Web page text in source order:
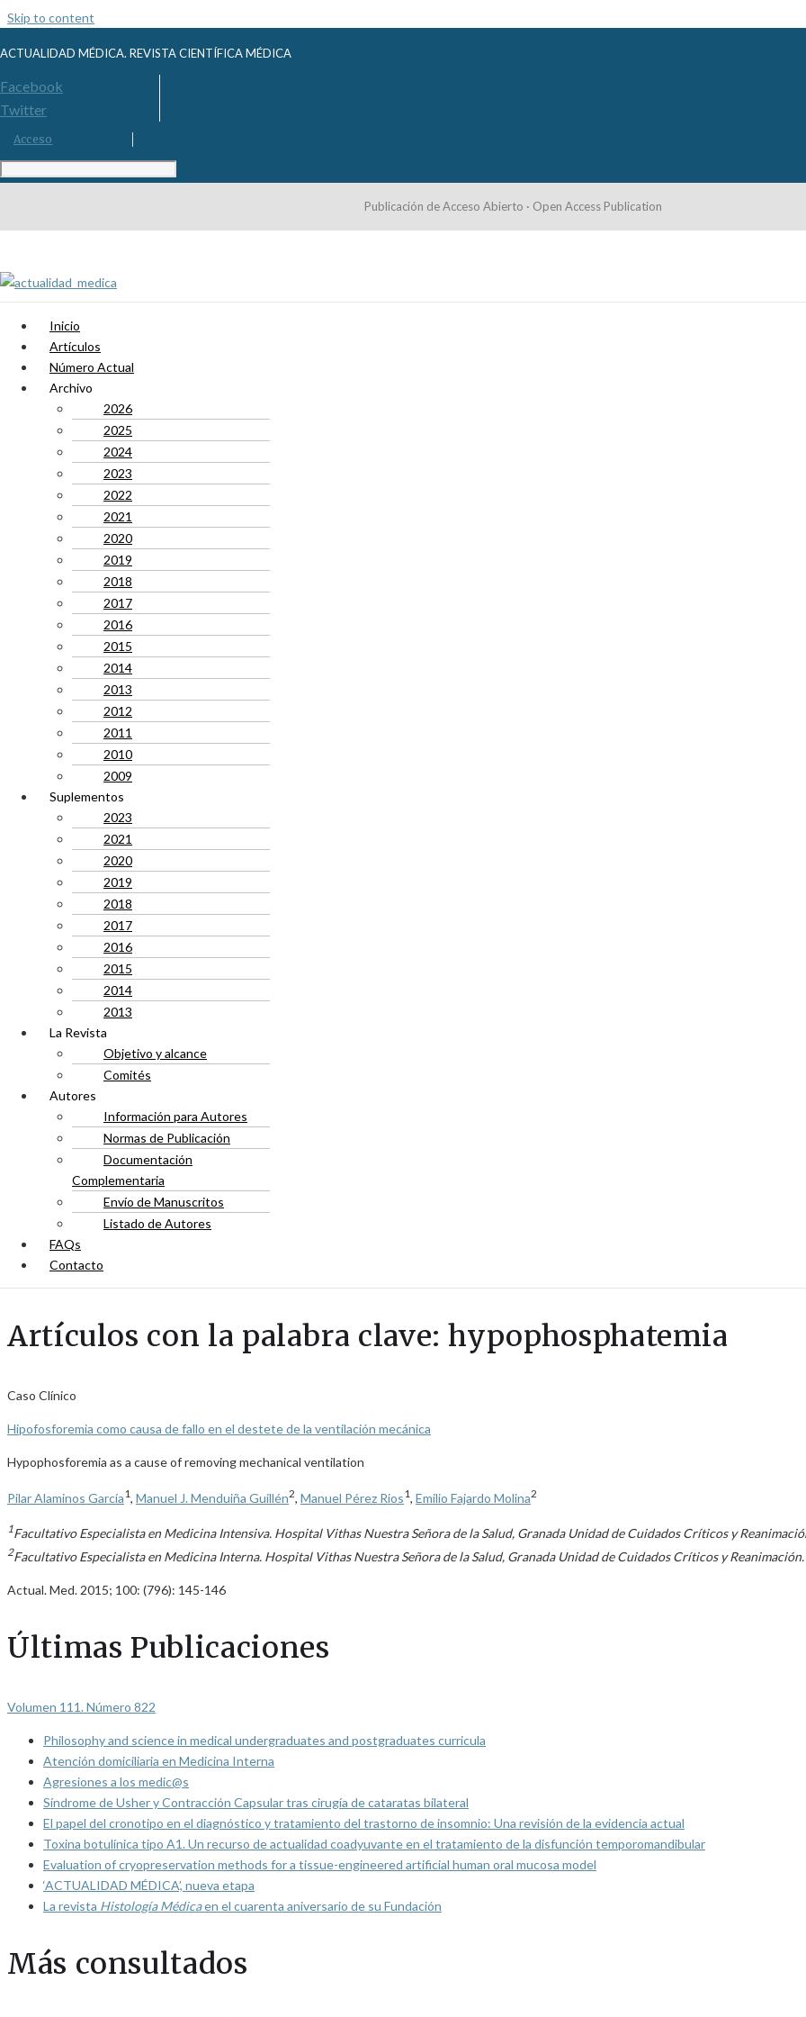
Skip to content
ACTUALIDAD MÉDICA. REVISTA CIENTÍFICA MÉDICA
Facebook
Twitter
Acceso
Publicación de Acceso Abierto · Open Access Publication
Inicio
Artículos
Número Actual
Archivo
2026
2025
2024
2023
2022
2021
2020
2019
2018
2017
2016
2015
2014
2013
2012
2011
2010
2009
Suplementos
2023
2021
2020
2019
2018
2017
2016
2015
2014
2013
La Revista
Objetivo y alcance
Comités
Autores
Información para Autores
Normas de Publicación
Documentación
Complementaria
Envío de Manuscritos
Listado de Autores
FAQs
Contacto
Artículos con la palabra clave: hypophosphatemia
Caso Clínico
Hipofosforemia como causa de fallo en el destete de la ventilación mecánica
Hypophosforemia as a cause of removing mechanical ventilation
Pilar Alaminos García1, Manuel J. Menduiña Guillén2, Manuel Pérez Rios1, Emilio Fajardo Molina2
1Facultativo Especialista en Medicina Intensiva. Hospital Vithas Nuestra Señora de la Salud, Granada Unidad de Cuidados Críticos y
2Facultativo Especialista en Medicina Interna. Hospital Vithas Nuestra Señora de la Salud, Granada Unidad de Cuidados Críticos y Reanimación.
Actual. Med. 2015; 100: (796): 145-146
Últimas Publicaciones
Volumen 111. Número 822
Philosophy and science in medical undergraduates and postgraduates curricula
Atención domiciliaria en Medicina Interna
Agresiones a los medic@s
Síndrome de Usher y Contracción Capsular tras cirugía de cataratas bilateral
El papel del cronotipo en el diagnóstico y tratamiento del trastorno de insomnio: Una revisión de la evidencia actual
Toxina botulínica tipo A1. Un recurso de actualidad coadyuvante en el tratamiento de la disfunción temporomandibular
Evaluation of cryopreservation methods for a tissue-engineered artificial human oral mucosa model
‘ACTUALIDAD MÉDICA’, nueva etapa
La revista Histología Médicaen el cuarenta aniversario de su Fundación
Más consultados